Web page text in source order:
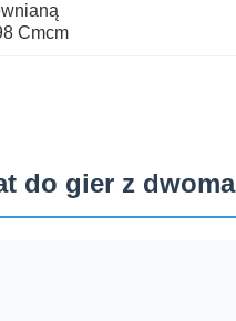
Cmcm
do gier z